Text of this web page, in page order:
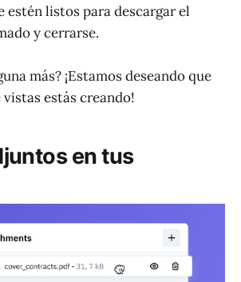
estén listos para descargar el
y cerrarse.
más? ¡Estamos deseando que
estás creando!
en tus